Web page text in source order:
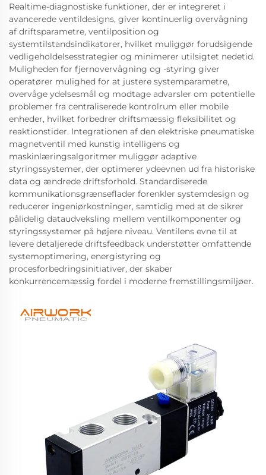
Realtime-diagnostiske funktioner, der er integreret i
avancerede ventildesigns, giver kontinuerlig overvågning
af driftsparametre, ventilposition og
systemtilstandsindikatorer, hvilket muliggør forudsigende
vedligeholdelsesstrategier og minimerer utilsigtet nedetid.
Muligheden for fjernovervågning og -styring giver
operatører mulighed for at justere systemparametre,
overvåge ydelsesmål og modtage advarsler om potentielle
problemer fra centraliserede kontrolrum eller mobile
enheder, hvilket forbedrer driftsmæssig fleksibilitet og
reaktionstider. Integrationen af den elektriske pneumatiske
magnetventil med kunstig intelligens og
maskinlæringsalgoritmer muliggør adaptive
styringssystemer, der optimerer ydeevnen ud fra historiske
data og ændrede driftsforhold. Standardiserede
kommunikationsgrænseflader forenkler systemdesign og
reducerer ingeniørkostninger, samtidig med at de sikrer
pålidelig dataudveksling mellem ventilkomponenter og
styringssystemer på højere niveau. Ventilens evne til at
levere detaljerede driftsfeedback understøtter omfattende
systemoptimering, energistyring og
procesforbedringsinitiativer, der skaber
konkurrencemæssig fordel i moderne fremstillingsmiljøer.